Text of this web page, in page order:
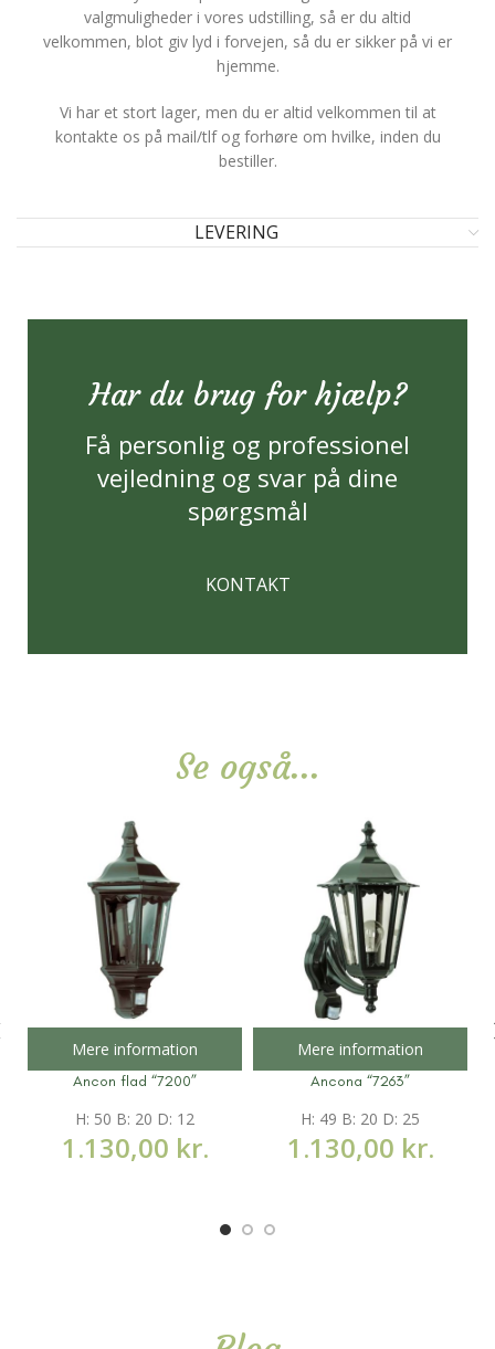
valgmuligheder i vores udstilling, så er du altid
velkommen, blot giv lyd i forvejen, så du er sikker på vi er
hjemme.
Vi har et stort lager, men du er altid velkommen til at
kontakte os på mail/tlf og forhøre om hvilke, inden du
bestiller.
LEVERING
Har du brug for hjælp?
Få personlig og professionel
vejledning og svar på dine
spørgsmål
KONTAKT
Se også...
Mere information
Ancon flad “7200”
H: 50 B: 20 D: 12
1.130,00 kr.
Mere information
Ancona “7263”
H: 49 B: 20 D: 25
1.130,00 kr.